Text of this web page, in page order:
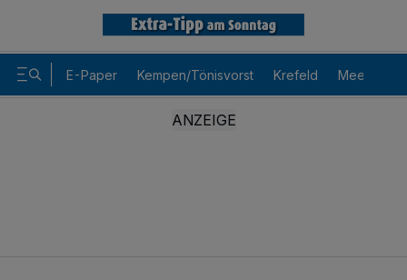
E-Paper Kempen/Tönisvorst Krefeld Meerbusch